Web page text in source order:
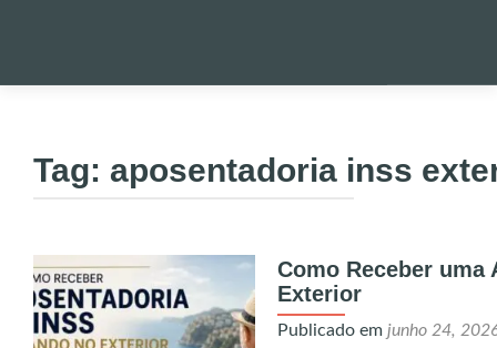
conteúdo
ONDE
ENVIO DE
Tag: aposentadoria inss
Como Receber
Exterior
Publicado em junho 24,